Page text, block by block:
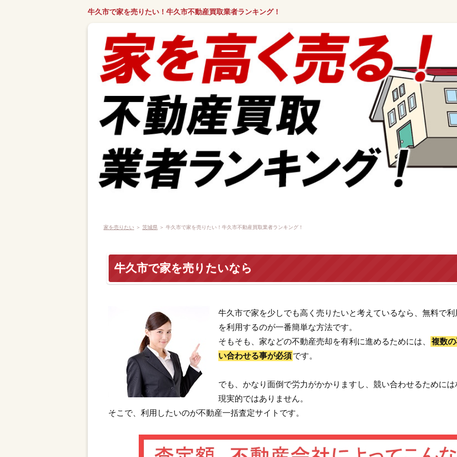
牛久市で家を売りたい！牛久市不動産買取業者ランキング！
家を売りたい ＞ 茨城県 ＞ 牛久市で家を売りたい！牛久市不動産買取業者ランキング！
牛久市で家を売りたいなら
牛久市で家を少しでも高く売りたいと考えているなら、無料で
を利用するのが一番簡単な方法です。
そもそも、家などの不動産売却を有利に進めるためには、
複数
い合わせる事が必須です。
でも、かなり面倒で労力がかかりますし、競い合わせるために
現実的ではありません。
そこで、利用したいのが不動産一括査定サイトです。